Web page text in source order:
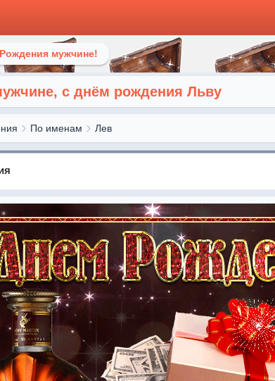
мужчине!
с днём рождения Льву
По именам Лев